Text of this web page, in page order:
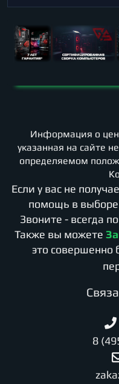
Информация о
указанная на сайте
определяемом
Если у вас не
помощь в
Звоните - всегда
Также вы можете
это совершенно
8